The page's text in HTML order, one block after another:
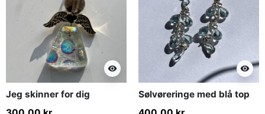
visibility
Jeg skinner for dig
visibility
Sølvøreringe med blå top